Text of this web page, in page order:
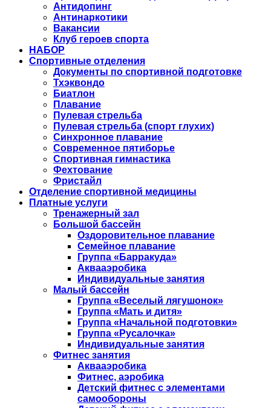
Антидопинг
Антинаркотики
Вакансии
Клуб героев спорта
НАБОР
Спортивные отделения
Документы по спортивной подготовке
Тхэквондо
Биатлон
Плавание
Пулевая стрельба
Пулевая стрельба (спорт глухих)
Синхронное плавание
Современное пятиборье
Спортивная гимнастика
Фехтование
Фристайл
Отделение спортивной медицины
Платные услуги
Тренажерный зал
Большой бассейн
Оздоровительное плавание
Семейное плавание
Группа «Барракуда»
Аквааэробика
Индивидуальные занятия
Малый бассейн
Группа «Веселый лягушонок»
Группа «Мать и дитя»
Группа «Начальной подготовки»
Группа «Русалочка»
Индивидуальные занятия
Фитнес занятия
Аквааэробика
Фитнес, аэробика
Детский фитнес с элементами
самообороны